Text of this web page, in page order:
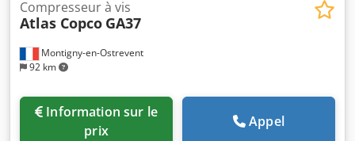
Montigny-en-Ostrevent
92 km
Compresseur à vis
Atlas Copco GA37
prix
Appel